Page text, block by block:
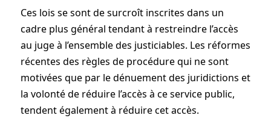
Ces lois se sont de surcroît inscrites dans un
cadre plus général tendant à restreindre l’accès
au juge à l’ensemble des justiciables. Les réformes
récentes des règles de procédure qui ne sont
motivées que par le dénuement des juridictions et
la volonté de réduire l’accès à ce service public,
tendent également à réduire cet accès.